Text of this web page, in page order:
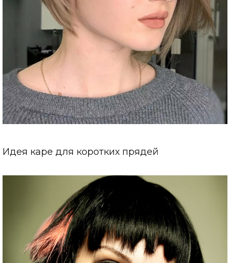
Идея каре для коротких прядей